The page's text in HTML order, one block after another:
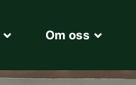
Om oss